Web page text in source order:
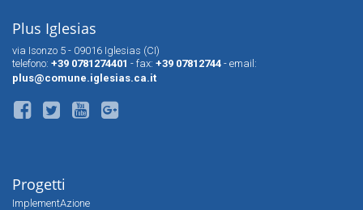
Plus Iglesias
via Isonzo 5 - 09016 Iglesias (CI)
telefono: +39 0781274401 - fax: +39 07812744 - email:
plus@comune.iglesias.ca.it
Progetti
ImplementAzione